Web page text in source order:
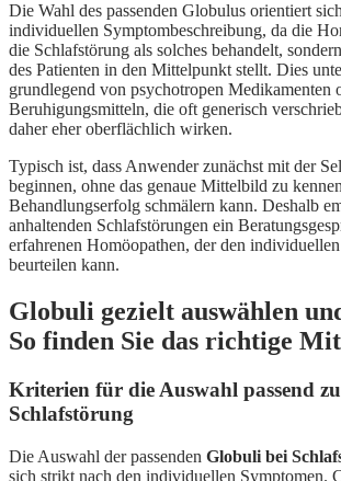
Die Wahl des passenden Globulus orientiert
individuellen Symptombeschreibung, da die
die Schlafstörung als solches behandelt,
des Patienten in den Mittelpunkt stellt. Dies
grundlegend von psychotropen Medikamenten
Beruhigungsmitteln, die oft generisch
daher eher oberflächlich wirken.
Typisch ist, dass Anwender zunächst mit der
beginnen, ohne das genaue Mittelbild zu
Behandlungserfolg schmälern kann. Deshalb
anhaltenden Schlafstörungen ein
erfahrenen Homöopathen, der den
beurteilen kann.
Globuli gezielt auswählen
So finden Sie das richtige
Kriterien für die Auswahl passend
Schlafstörung
Die Auswahl der passenden Globuli bei
sich strikt nach den individuellen Symptomen.